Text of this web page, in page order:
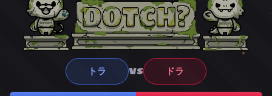
トラ VS ドラ